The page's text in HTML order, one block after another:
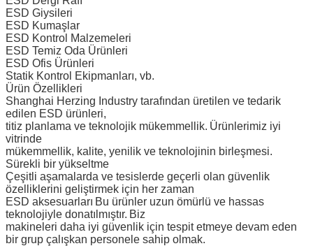
ESD Giysileri
ESD Kumaşlar
ESD Kontrol Malzemeleri
ESD Temiz Oda Ürünleri
ESD Ofis Ürünleri
Statik Kontrol Ekipmanları, vb.
Ürün Özellikleri
Shanghai Herzing Industry tarafından üretilen ve tedarik
edilen ESD ürünleri,
titiz planlama ve teknolojik mükemmellik. Ürünlerimiz iyi
vitrinde
mükemmellik, kalite, yenilik ve teknolojinin birleşmesi.
Sürekli bir yükseltme
Çeşitli aşamalarda ve tesislerde geçerli olan güvenlik
özelliklerini geliştirmek için her zaman
ESD aksesuarları Bu ürünler uzun ömürlü ve hassas
teknolojiyle donatılmıştır. Biz
makineleri daha iyi güvenlik için tespit etmeye devam eden
bir grup çalışkan personele sahip olmak.